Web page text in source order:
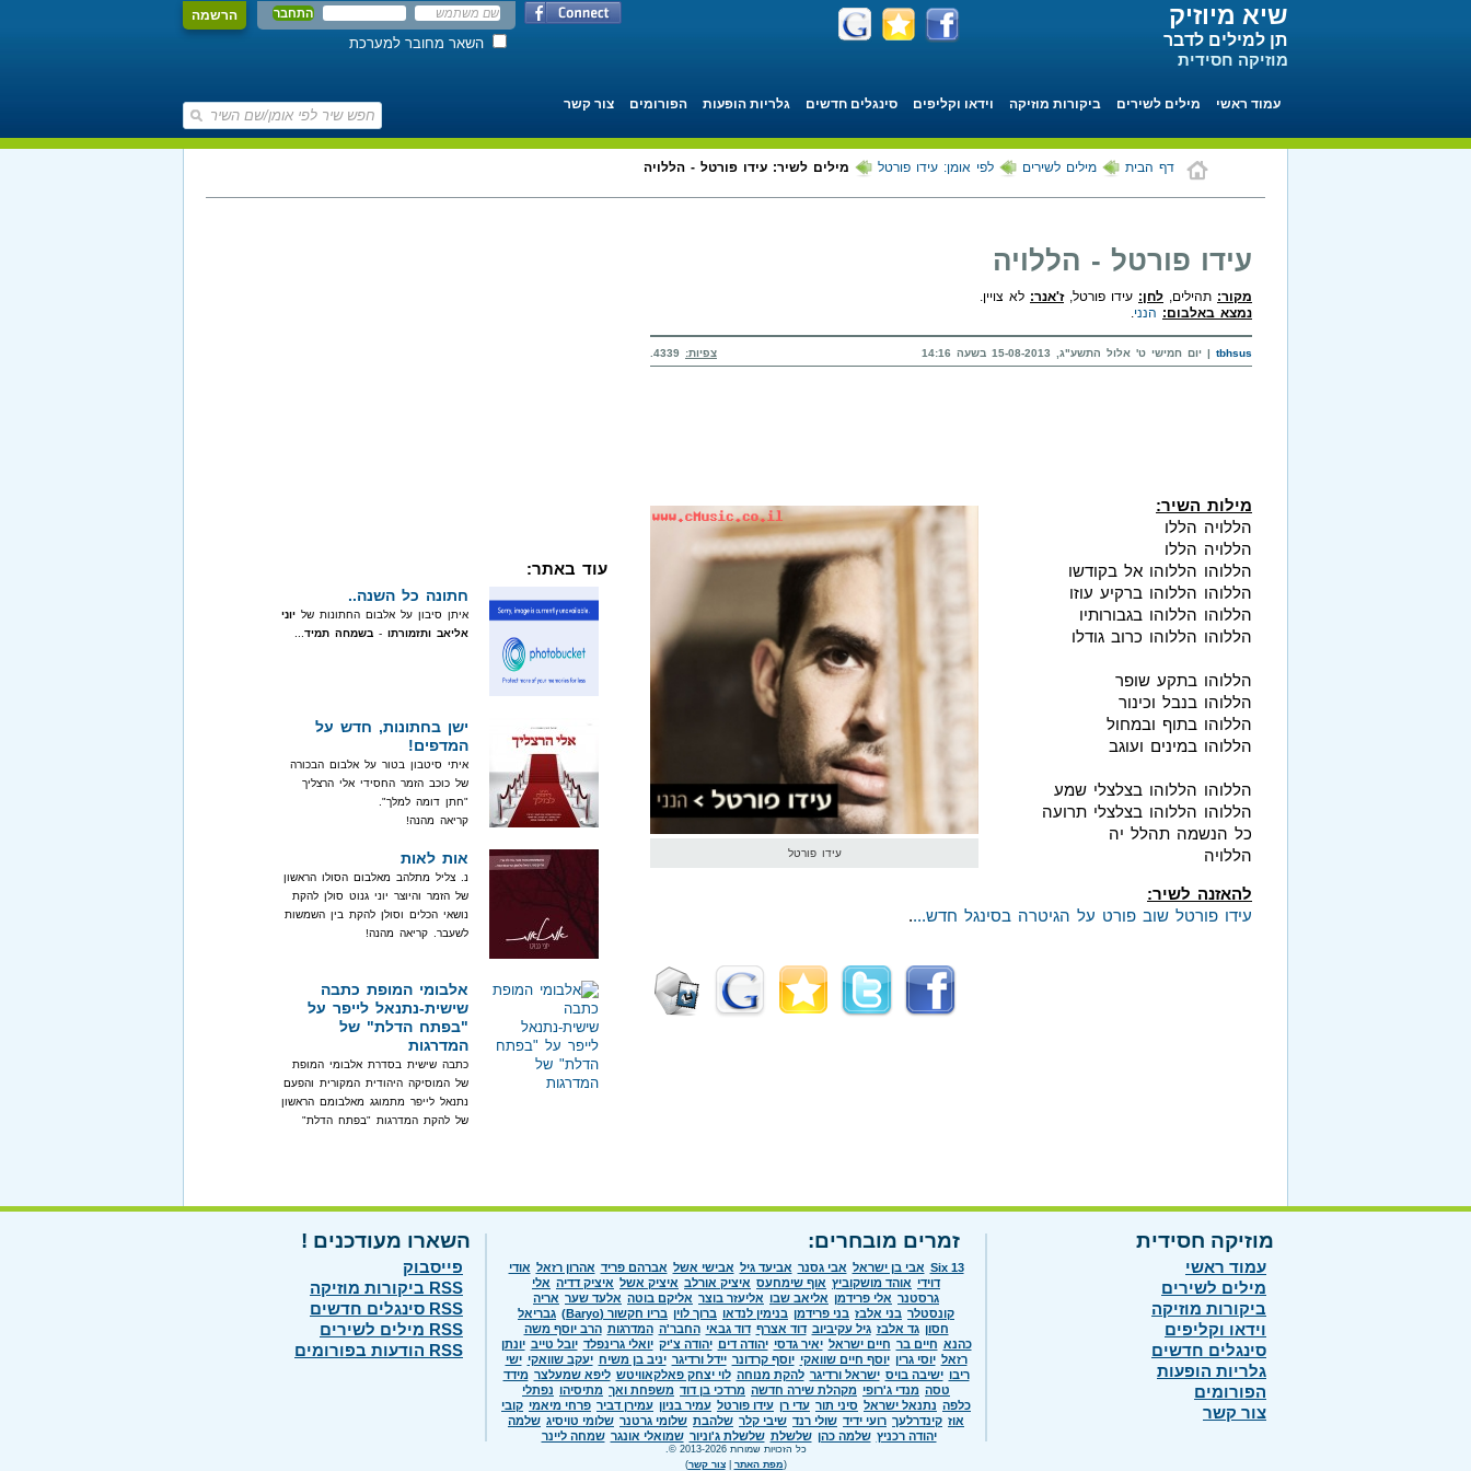
הרשמה
השאר מחובר למערכת
שיא מיוזיק
תן למילים לדבר
מוזיקה חסידית
עמוד ראשי מילים לשירים ביקורות מוזיקה וידאו וקליפים סינגלים חדשים גלריות הופעות הפורומים צור קשר
דף הבית מילים לשירים לפי אומן: עידו פורטל מילים לשיר: עידו פורטל - הללויה
עידו פורטל - הללויה
מקור: תהילים, לחן: עידו פורטל,ז'אנר: לא צויין.
נמצא באלבום: הנני
tbhsus | יום חמישי ט' אלול התשע"ג, 15-08-2013 בשעה 14:16 צפיות:
עידו פורטל
מילות השיר:
הללויה הללו
הללויה הללו
הללוהו הללוהו אל בקודשו
הללוהו הללוהו ברקיע עוזו
הללוהו הללוהו בגבורותיו
הללוהו הללוהו כרוב גודלו
הללוהו בתקע שופר
הללוהו בנבל וכינור
הללוהו בתוף ובמחול
הללוהו במינים ועוגב
הללוהו הללוהו בצלצלי שמע
הללוהו הללוהו בצלצלי תרועה
כל הנשמה תהלל יה
הללויה
להאזנה לשיר:
עידו פורטל שוב פורט על הגיטרה בסינגל חדש....
עוד באתר:
חתונה כל השנה..
איתן סיבון על אלבום החתונות של יוני
אליאב ותזמורתו - בשמחה תמיד
ישן בחתונות, חדש על
המדפים!
איתי סיטבון בטור על אלבום הבכורה
של כוכב הזמר החסידי אלי הרצליך
"חתן דומה למלך".
קריאה מהנה!
אות לאות
נ. צליל מתלהב מאלבום הסולו הראשון
של הזמר והיוצר יוני גנוט סולן להקת
נושאי הכלים וסולן להקת בין השמשות
לשעבר. קריאה מהנה!
אלבומי המופת כתבה
שישית-נתנאל לייפר על
"בפתח הדלת" של
המדרגות
כתבה שישית בסדרת אלבומי המופת
של המוסיקה היהודית המקורית והפעם
נתנאל לייפר מתמוגג מאלבומם הראשון
של להקת המדרגות "בפתח הדלת"
מוזיקה חסידית
עמוד ראשי
מילים לשירים
ביקורות מוזיקה
וידאו וקליפים
סינגלים חדשים
גלריות הופעות
הפורומים
צור קשר
זמרים מובחרים:
Six 13 אבי בן ישראל אבי גסנר אביעד גיל אבישי אשל אברהם פריד אהרון רזאל אודי
דוידי אוהד מושקוביץ אוף שימחעס איציק אורלב איציק אשל איציק דדיה אלי
גרסטנר אלי פרידמן אליאב שבו אליעזר בוצר אליקם בוטה אלעד שער אריה
קונסטלר בני אלבז בני פרידמן בנימין לנדאו ברוך לוין בריו חקשור (Baryo)
גבריאל
חסון גד אלבז גיל עקיביוב דוד אצרף דוד גבאי החבר'ה המדרגות הרב יוסף משה
כהנא חיים בר חיים ישראל יאיר גדסי יהודה דים יהודה צ'יק יואלי גרינפלד יובל טייב יונתן
רזאל יוסי גרין יוסף חיים שוואקי יוסף קרדונר יידל ורדיגר יניב בן משיח יעקב שוואקי ישי
ריבו ישיבה בויס ישראל ורדיגר להקת מנוחה לוי יצחק פאלקאוויטש ליפא שמעלצר מידד
טסה מנדי ג'רופי מקהלת שירה חדשה מרדכי בן דוד משפחת ואך מתיסיהו נפתלי
כלפה נתנאל ישראל סיני תור עדי רן עידו פורטל עמיר בניון עמירן דביר פרחי מיאמי קובי
אוז קינדרלעך רועי ידיד שולי רנד שיבי קלר שלהבת שלומי גרטנר שלומי טויסיג שלמה
יהודה רכניץ שלמה כהן שלשלת שלשלת ג'וניור שמואלי אונגר שמחה ליינר
השארו מעודכנים !
פייסבוק
RSS ביקורות מוזיקה
RSS סינגלים חדשים
RSS מילים לשירים
RSS הודעות בפורומים
כל הזכויות שמורות 2013-2026 ©.
(מפת האתר |צור קשר)